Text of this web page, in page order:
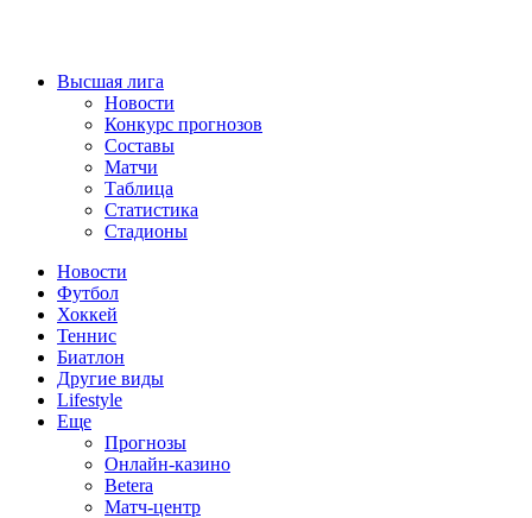
Высшая лига
Новости
Конкурс прогнозов
Составы
Матчи
Таблица
Статистика
Стадионы
Новости
Футбол
Хоккей
Теннис
Биатлон
Другие виды
Lifestyle
Еще
Прогнозы
Онлайн-казино
Betera
Матч-центр